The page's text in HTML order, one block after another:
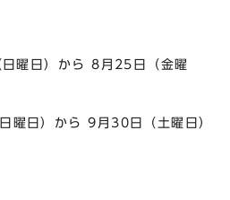
日）から 8月25日（金曜
日）から 9月30日（土曜日）